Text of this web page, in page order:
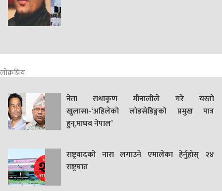
लोक्रप्रिय
नेता राधाकृण मौनालीले गरे यस्तो
खुलासा-‘अहिलेको लोडसेडिङ्गको प्रमुख पात्र
हुन्,माधव नेपाल’
राष्ट्रवादको नारा लगाउने एमालेका हेर्नुहोस् २४
राष्ट्रघात